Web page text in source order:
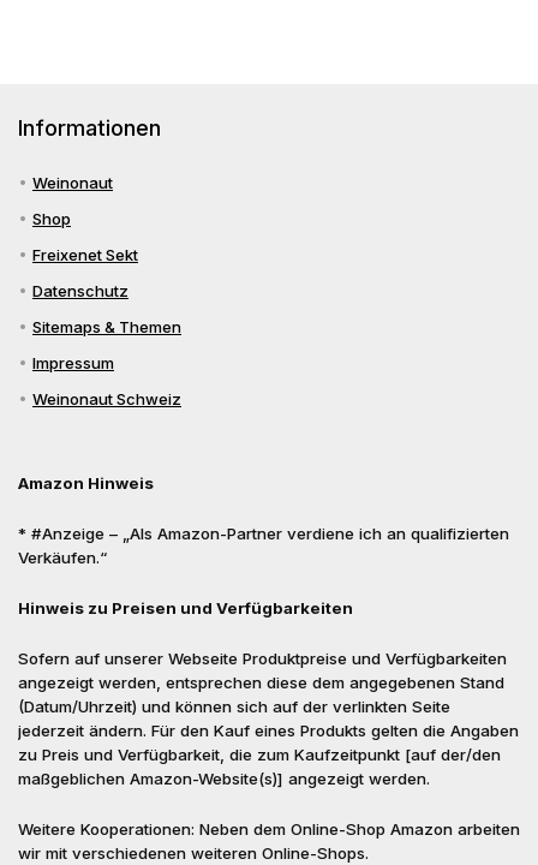
Informationen
Weinonaut
Shop
Freixenet Sekt
Datenschutz
Sitemaps & Themen
Impressum
Weinonaut Schweiz
Amazon Hinweis
* #Anzeige – „Als Amazon-Partner verdiene ich an qualifizierten
Verkäufen.“
Hinweis zu Preisen und Verfügbarkeiten
Sofern auf unserer Webseite Produktpreise und Verfügbarkeiten
angezeigt werden, entsprechen diese dem angegebenen Stand
(Datum/Uhrzeit) und können sich auf der verlinkten Seite
jederzeit ändern. Für den Kauf eines Produkts gelten die Angaben
zu Preis und Verfügbarkeit, die zum Kaufzeitpunkt [auf der/den
maßgeblichen Amazon-Website(s)] angezeigt werden.
Weitere Kooperationen: Neben dem Online-Shop Amazon arbeiten
wir mit verschiedenen weiteren Online-Shops.